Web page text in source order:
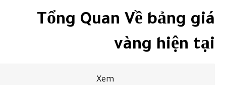
Tổng Quan Về bảng giá
vàng hiện tại
Xem